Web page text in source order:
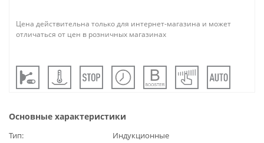
Цена действительна только для интернет-магазина и может
отличаться от цен в розничных магазинах
Основные характеристики
Тип
Индукционные